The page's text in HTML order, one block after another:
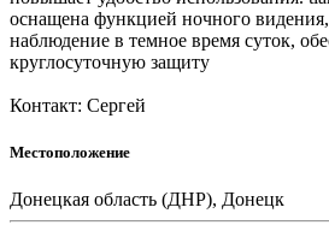
оснащена функцией ночного видения,
наблюдение в темное время суток,
круглосуточную защиту
Контакт: Сергей
Местоположение
Донецкая область (ДНР), Донецк